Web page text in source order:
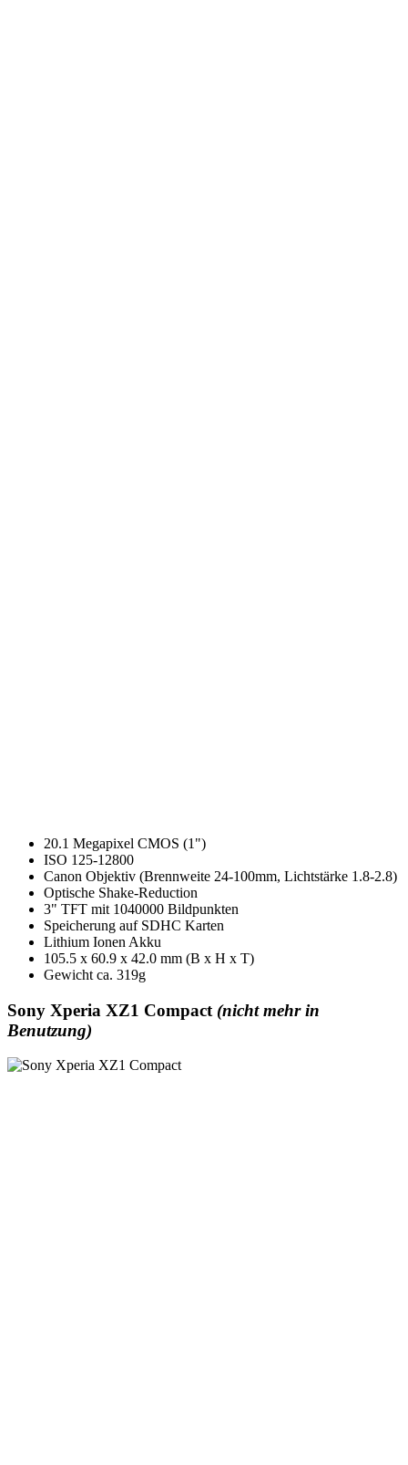
20.1 Megapixel CMOS (1")
ISO 125-12800
Canon Objektiv (Brennweite 24-100mm, Lichtstärke 1.8-2.8)
Optische Shake-Reduction
3" TFT mit 1040000 Bildpunkten
Speicherung auf SDHC Karten
Lithium Ionen Akku
105.5 x 60.9 x 42.0 mm (B x H x T)
Gewicht ca. 319g
Sony Xperia XZ1 Compact (nicht mehr in
Benutzung)